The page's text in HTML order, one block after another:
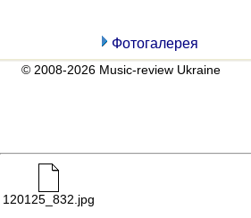
Фотогалерея
© 2008-2026 Music-review Ukraine
120125_832.jpg